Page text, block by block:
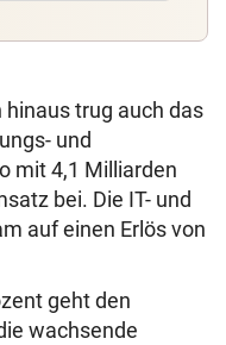
trug auch das
und
mit 4,1 Milliarden
bei. Die IT- und
auf einen Erlös von
geht den
wachsende